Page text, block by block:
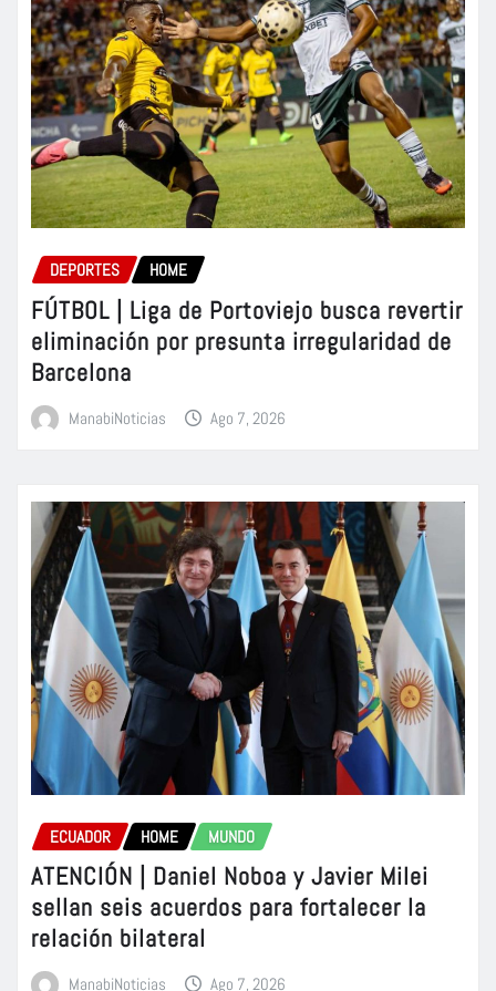
DEPORTES HOME
FÚTBOL | Liga de Portoviejo busca revertir
eliminación por presunta irregularidad de
Barcelona
ManabiNoticias Ago 7, 2026
ECUADOR HOME MUNDO
ATENCIÓN | Daniel Noboa y Javier Milei
sellan seis acuerdos para fortalecer la
relación bilateral
ManabiNoticias Ago 7, 2026